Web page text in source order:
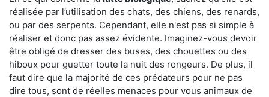
réalisée par l’utilisation des chats, des chiens, des renards,
ou par des serpents. Cependant, elle n'est pas si simple à
réaliser et donc pas assez évidente. Imaginez-vous devoir
être obligé de dresser des buses, des chouettes ou des
hiboux pour guetter toute la nuit des rongeurs. De plus, il
faut dire que la majorité de ces prédateurs pour ne pas
dire tous, sont de réelles menaces pour vous animaux de